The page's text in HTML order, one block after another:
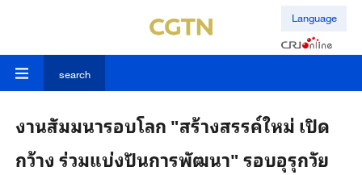
Language
search
งานสัมมนารอบโลก "สร้างสรรค์ใหม่ เปิด
กว้าง ร่วมแบ่งปันการพัฒนา" รอบอุรุกวัย